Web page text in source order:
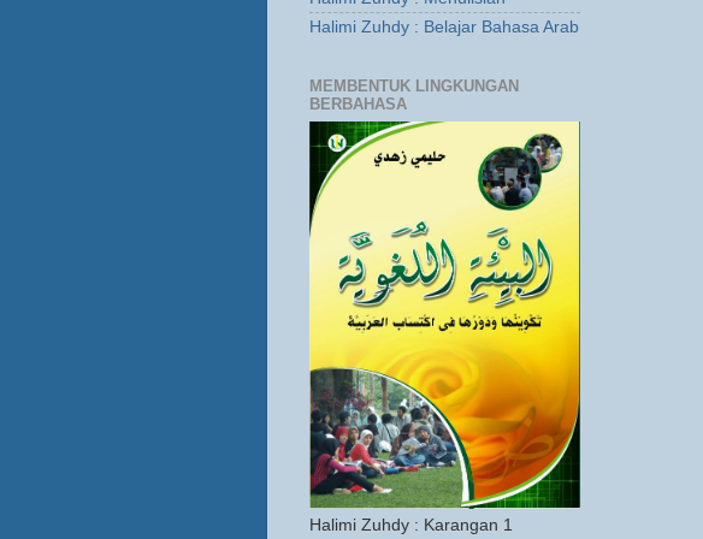
Halimi Zuhdy : Belajar Bahasa Arab
MEMBENTUK LINGKUNGAN
BERBAHASA
Halimi Zuhdy : Karangan 1